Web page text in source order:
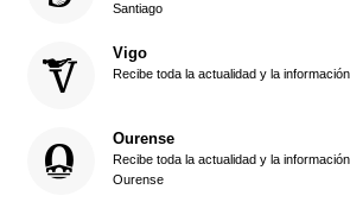
Santiago
Vigo
Recibe toda la actualidad y la
Ourense
Recibe toda la actualidad y la
Ourense